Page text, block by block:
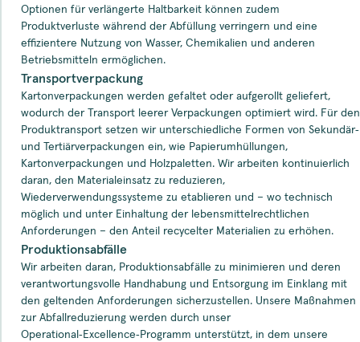
Optionen für verlängerte Haltbarkeit können zudem
Produktverluste während der Abfüllung verringern und eine
effizientere Nutzung von Wasser, Chemikalien und anderen
Betriebsmitteln ermöglichen.
Transportverpackung
Kartonverpackungen werden gefaltet oder aufgerollt geliefert,
wodurch der Transport leerer Verpackungen optimiert wird. Für den
Produktransport setzen wir unterschiedliche Formen von Sekundär‑
und Tertiärverpackungen ein, wie Papierumhüllungen,
Kartonverpackungen und Holzpaletten. Wir arbeiten kontinuierlich
daran, den Materialeinsatz zu reduzieren,
Wiederverwendungssysteme zu etablieren und – wo technisch
möglich und unter Einhaltung der lebensmittelrechtlichen
Anforderungen – den Anteil recycelter Materialien zu erhöhen.
Produktionsabfälle
Wir arbeiten daran, Produktionsabfälle zu minimieren und deren
verantwortungsvolle Handhabung und Entsorgung im Einklang mit
den geltenden Anforderungen sicherzustellen. Unsere Maßnahmen
zur Abfallreduzierung werden durch unser
Operational‑Excellence‑Programm unterstützt, in dem unsere